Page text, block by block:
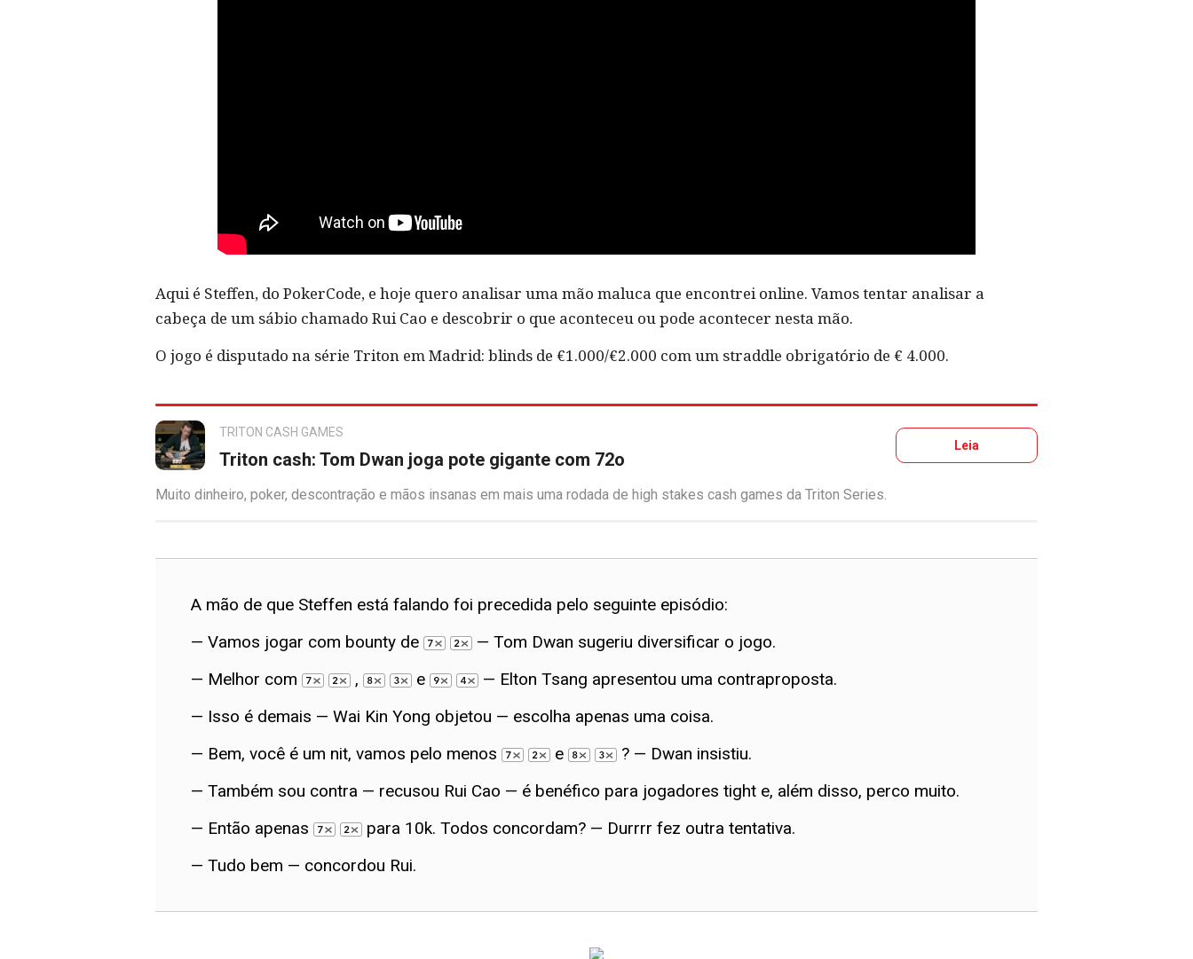
Aqui é Steffen, do PokerCode, e hoje quero analisar uma mão maluca que encontrei online. Vamos tentar analisar a
cabeça de um sábio chamado Rui Cao e descobrir o que aconteceu ou pode acontecer nesta mão.
O jogo é disputado na série Triton em Madrid: blinds de €1.000/€2.000 com um straddle obrigatório de € 4.000.
TRITON CASH GAMES
Triton cash: Tom Dwan joga pote gigante com 72o
Leia
Muito dinheiro, poker, descontração e mãos insanas em mais uma rodada de high stakes cash games da Triton Series.
A mão de que Steffen está falando foi precedida pelo seguinte episódio:
— Vamos jogar com bounty de
— Tom Dwan sugeriu diversificar o jogo.
— Melhor com
, e
— Elton Tsang apresentou uma contraproposta.
— Isso é demais — Wai Kin Yong objetou — escolha apenas uma coisa.
— Bem, você é um nit, vamos pelo menos
e
? — Dwan insistiu.
— Também sou contra — recusou Rui Cao — é benéfico para jogadores tight e, além disso, perco muito.
— Então apenas
para 10k. Todos concordam? — Durrrr fez outra tentativa.
— Tudo bem — concordou Rui.